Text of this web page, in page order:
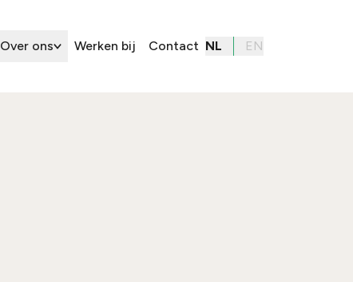
Over ons Werken bij Contact NL EN